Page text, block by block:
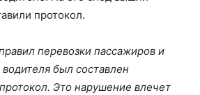
протокол.
перевозки пассажиров и
был составлен
Это нарушение влечет